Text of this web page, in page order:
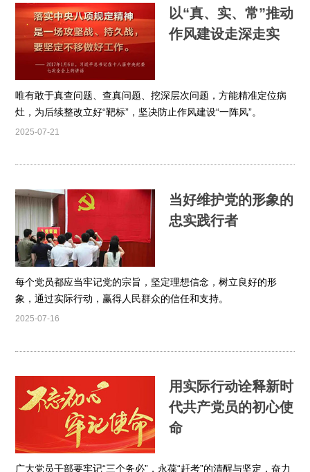
以“真、实、常”推动
作风建设走深走实
唯有敢于真查问题、查真问题、挖深层次问题，方能精准定位病
灶，为后续整改立好“靶标”，坚决防止作风建设“一阵风”。
2025-07-21
当好维护党的形象的
忠实践行者
每个党员都应当牢记党的宗旨，坚定理想信念，树立良好的形
象，通过实际行动，赢得人民群众的信任和支持。
2025-07-16
用实际行动诠释新时
代共产党员的初心使
命
广大党员干部要牢记“三个务必”，永葆“赶考”的清醒与坚定，奋力